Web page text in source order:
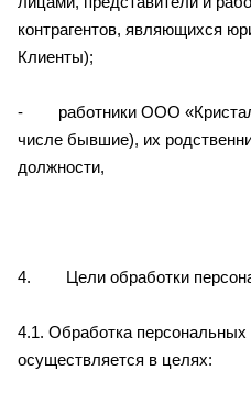
контрагентов, являющихся
Клиенты);
- работники ООО
числе бывшие), их
должности,
4. Цели обработки
4.1. Обработка
осуществляется в целях: